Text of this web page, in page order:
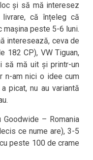
și să mă interesez
că înțeleg că
peste 5-6 luni.
interesează, ceva de
182 CP), VW Tiguan,
să mă uit și printr-un
n-am nici o idee cum
picat, nu au variantă
– Romania
ce nume are), 3-5
peste 100 de crame